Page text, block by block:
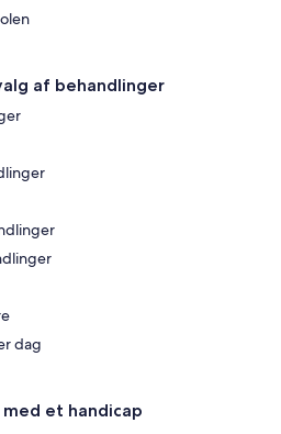
af behandlinger
dag
et handicap